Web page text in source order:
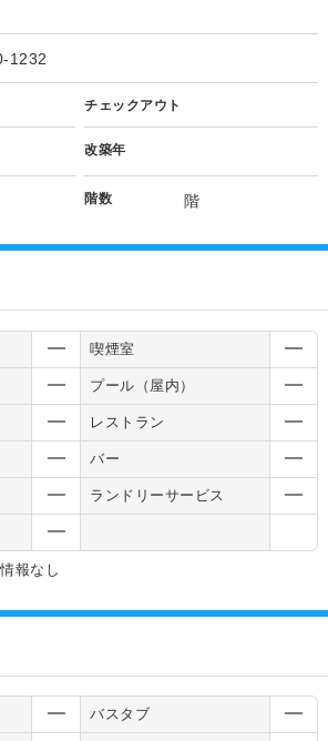
1232
チェックアウト
改築年
階数 階
喫煙室
プール（屋内）
レストラン
バー
ランドリーサービス
報なし
バスタブ